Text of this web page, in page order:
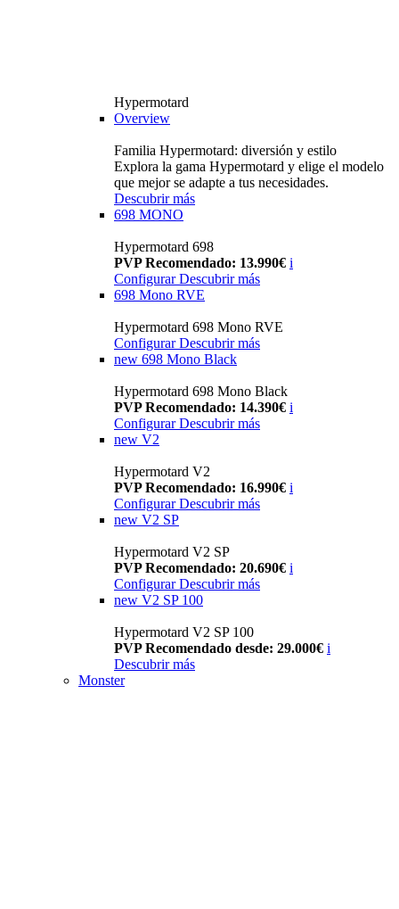
Hypermotard
Overview
Familia Hypermotard: diversión y estilo
Explora la gama Hypermotard y elige el modelo
que mejor se adapte a tus necesidades.
Descubrir más
698 MONO
Hypermotard 698
PVP Recomendado: 13.990€ i
ConfigurarDescubrir más
698 Mono RVE
Hypermotard 698 Mono RVE
Configurar Descubrir más
new 698 Mono Black
Hypermotard 698 Mono Black
PVP Recomendado: 14.390€ i
Configurar Descubrir más
new V2
Hypermotard V2
PVP Recomendado: 16.990€ i
Configurar Descubrir más
new V2 SP
Hypermotard V2 SP
PVP Recomendado: 20.690€ i
Configurar Descubrir más
new V2 SP 100
Hypermotard V2 SP 100
PVP Recomendado desde: 29.000€ i
Descubrir más
Monster